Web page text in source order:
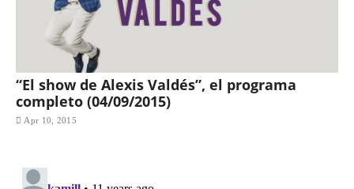
“El show de Alexis Valdés”, el programa
completo (04/09/2015)
Apr 10, 2015